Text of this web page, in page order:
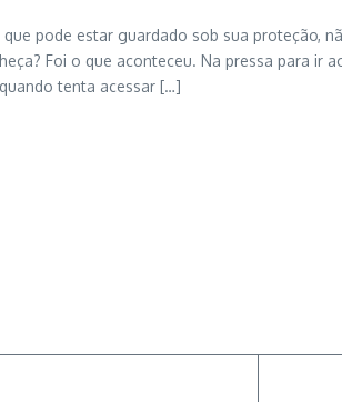
pode estar guardado sob sua proteção,
Foi o que aconteceu. Na pressa para
tenta acessar […]